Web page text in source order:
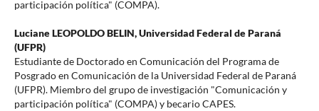
participación política" (COMPA).
Luciane LEOPOLDO BELIN,Universidad Federal de Paraná
(UFPR)
Estudiante de Doctorado en Comunicación del Programa de
Posgrado en Comunicación de la Universidad Federal de Paraná
(UFPR). Miembro del grupo de investigación "Comunicación y
participación política" (COMPA) y becario CAPES.